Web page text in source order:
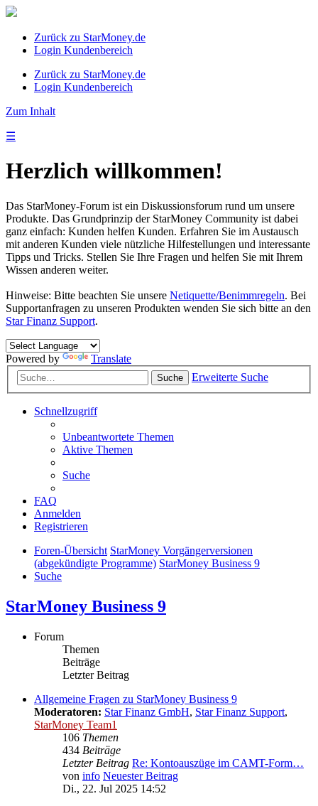
Zurück zu StarMoney.de
Login Kundenbereich
Zurück zu StarMoney.de
Login Kundenbereich
Zum Inhalt
☰
Herzlich willkommen!
Das StarMoney-Forum ist ein Diskussionsforum rund um unsere
Produkte. Das Grundprinzip der StarMoney Community ist dabei
ganz einfach: Kunden helfen Kunden. Erfahren Sie im Austausch
mit anderen Kunden viele nützliche Hilfestellungen und interessante
Tipps und Tricks. Stellen Sie Ihre Fragen und helfen Sie mit Ihrem
Wissen anderen weiter.
Hinweise: Bitte beachten Sie unsere Netiquette/Benimmregeln. Bei
Supportanfragen zu unseren Produkten wenden Sie sich bitte an den
Star Finanz Support.
Powered by Translate
Suche Erweiterte Suche
Schnellzugriff
Unbeantwortete Themen
Aktive Themen
Suche
FAQ
Anmelden
Registrieren
Foren-Übersicht StarMoney Vorgängerversionen
(abgekündigte Programme) StarMoney Business 9
Suche
StarMoney Business 9
Forum
Themen
Beiträge
Letzter Beitrag
Allgemeine Fragen zu StarMoney Business 9
Moderatoren: Star Finanz GmbH, Star Finanz Support,
StarMoney Team1
106 Themen
434 Beiträge
Letzter Beitrag Re: Kontoauszüge im CAMT-Form…
von info Neuester Beitrag
Di., 22. Jul 2025 14:52